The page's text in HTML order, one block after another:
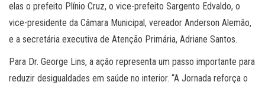
elas o prefeito Plínio Cruz, o vice-prefeito Sargento Edvaldo, o
vice-presidente da Câmara Municipal, vereador Anderson Alemão,
e a secretária executiva de Atenção Primária, Adriane Santos.
Para Dr. George Lins, a ação representa um passo importante para
reduzir desigualdades em saúde no interior. “A Jornada reforça o